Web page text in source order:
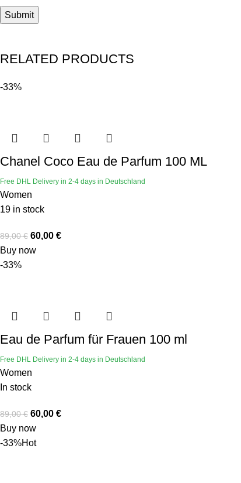
RELATED PRODUCTS
-33%
Chanel Coco Eau de Parfum 100 ML
Free DHL Delivery in 2-4 days in Deutschland
Women
19 in stock
89,00€ 60,00 €
Buy now
-33%
Eau de Parfum für Frauen 100 ml
Free DHL Delivery in 2-4 days in Deutschland
Women
In stock
89,00€ 60,00 €
Buy now
-33%Hot